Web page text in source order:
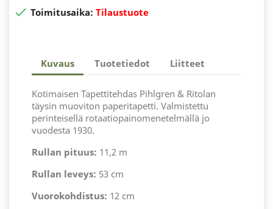
 Toimitusaika: Tilaustuote
Kuvaus Tuotetiedot Liitteet
Kotimaisen Tapettitehdas Pihlgren & Ritolan
täysin muoviton paperitapetti. Valmistettu
perinteisellä rotaatiopainomenetelmällä jo
vuodesta 1930.
Rullan pituus: 11,2 m
Rullan leveys: 53 cm
Vuorokohdistus: 12 cm